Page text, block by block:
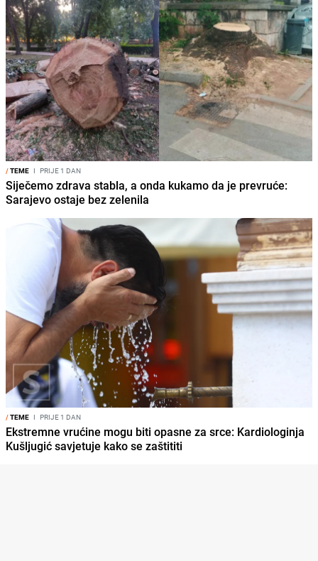
/TEME I PRIJE 1 DAN
Siječemo zdrava stabla, a onda kukamo da je prevruće:
Sarajevo ostaje bez zelenila
/TEME I PRIJE 1 DAN
Ekstremne vrućine mogu biti opasne za srce: Kardiologinja
Kušljugić savjetuje kako se zaštititi